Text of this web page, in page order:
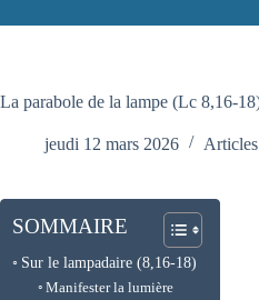
La parabole de la lampe (Lc 8,16-
jeudi 12 mars 2026
SOMMAIRE
Sur le lampadaire (8,16-18)
Manifester la lumière